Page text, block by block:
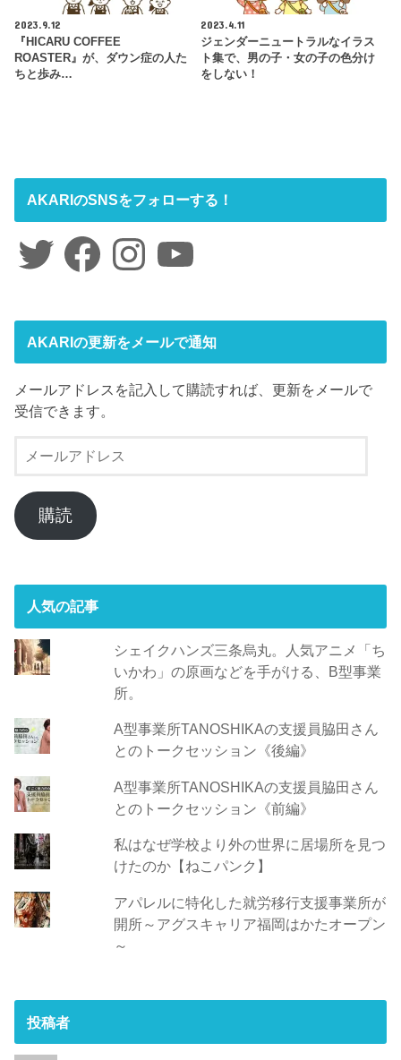
2023.9.12
『HICARU COFFEE
ROASTER』が、ダウン症の人た
ちと歩み…
2023.4.11
ジェンダーニュートラルなイラス
ト集で、男の子・女の子の色分け
をしない！
AKARIのSNSをフォローする！
Twitter FacebookInstagramYouTube
AKARIの更新をメールで通知
メールアドレスを記入して購読すれば、更新をメールで
受信できます。
ー
ア
ド
購読
人気の記事
シェイクハンズ三条烏丸。人気アニメ「ち
いかわ」の原画などを手がける、B型事業
所。
A型事業所TANOSHIKAの支援員脇田さん
とのトークセッション《後編》
A型事業所TANOSHIKAの支援員脇田さん
とのトークセッション《前編》
私はなぜ学校より外の世界に居場所を見つ
けたのか【ねこパンク】
アパレルに特化した就労移行支援事業所が
開所～アグスキャリア福岡はかたオープン
～
投稿者